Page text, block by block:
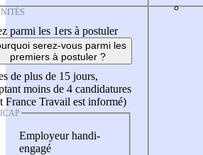
parmi les 1ers à postuler
serez-vous parmi les
premiers à postuler ?
de plus de 15 jours,
moins de 4 candidatures
France Travail est informé)
Employeur handi-
engagé